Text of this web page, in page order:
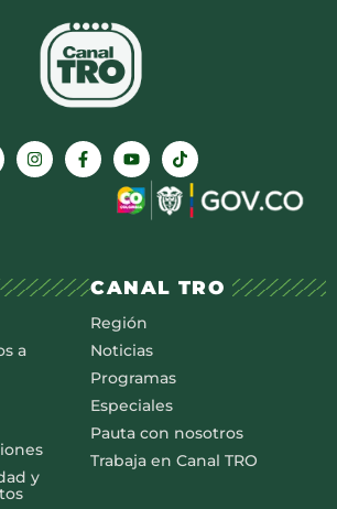
a
y
CANAL TRO
Región
Noticias
Programas
Especiales
Pauta con nosotros
Trabaja en Canal TRO